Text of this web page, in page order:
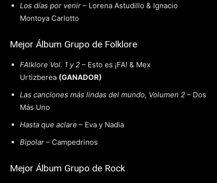
Los días por venir – Lorena Astudillo & Ignacio
Montoya Carlotto
Mejor Álbum Grupo de Folklore
FAlklore Vol. 1 y 2 – Esto es ¡FA! & Mex
Urtizberea (GANADOR)
Las canciones más lindas del mundo, Volumen 2 – Dos
Más Uno
Hasta que aclare – Eva y Nadia
Bipolar – Campedrinos
Mejor Álbum Grupo de Rock